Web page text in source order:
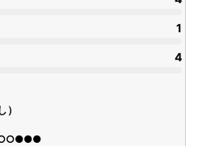
1
4
）